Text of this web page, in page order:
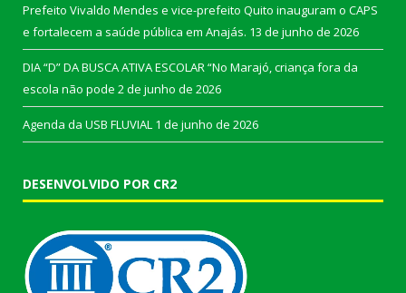
Prefeito Vivaldo Mendes e vice-prefeito Quito inauguram o CAPS
e fortalecem a saúde pública em Anajás. 13 de junho de 2026
DIA “D” DA BUSCA ATIVA ESCOLAR “No Marajó, criança fora da
escola não pode 2 de junho de 2026
Agenda da USB FLUVIAL 1 de junho de 2026
DESENVOLVIDO POR CR2